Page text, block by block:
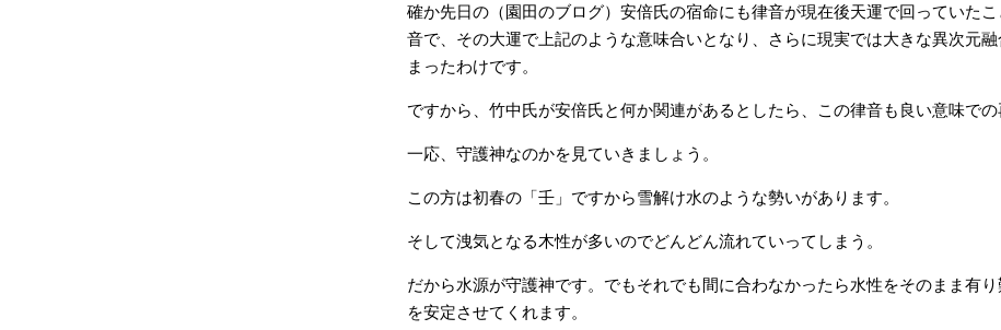
確か先日の（園田のブログ）安倍氏の宿命にも律音が現在後天運で回っていた
音で、その大運で上記のような意味合いとなり、さらに現実では大きな異次元
まったわけです。
ですから、竹中氏が安倍氏と何か関連があるとしたら、この律音も良い意味で
一応、守護神なのかを見ていきましょう。
この方は初春の「壬」ですから雪解け水のような勢いがあります。
そして洩気となる木性が多いのでどんどん流れていってしまう。
だから水源が守護神です。でもそれでも間に合わなかったら水性をそのまま有
を安定させてくれます。